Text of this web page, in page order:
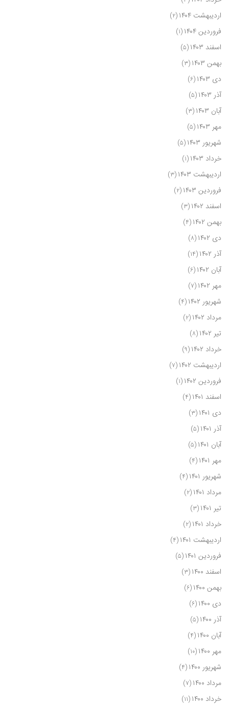
اردیبهشت ۱۴۰۴ (۲)
فروردین ۱۴۰۴ (۱)
اسفند ۱۴۰۳ (۵)
بهمن ۱۴۰۳ (۳)
دی ۱۴۰۳ (۶)
آذر ۱۴۰۳ (۵)
آبان ۱۴۰۳ (۳)
مهر ۱۴۰۳ (۵)
شهریور ۱۴۰۳ (۵)
خرداد ۱۴۰۳ (۱)
اردیبهشت ۱۴۰۳ (۳)
فروردین ۱۴۰۳ (۲)
اسفند ۱۴۰۲ (۳)
بهمن ۱۴۰۲ (۴)
دی ۱۴۰۲ (۸)
آذر ۱۴۰۲ (۱۴)
آبان ۱۴۰۲ (۶)
مهر ۱۴۰۲ (۷)
شهریور ۱۴۰۲ (۴)
مرداد ۱۴۰۲ (۲)
تیر ۱۴۰۲ (۸)
خرداد ۱۴۰۲ (۹)
اردیبهشت ۱۴۰۲ (۷)
فروردین ۱۴۰۲ (۱)
اسفند ۱۴۰۱ (۴)
دی ۱۴۰۱ (۳)
آذر ۱۴۰۱ (۵)
آبان ۱۴۰۱ (۵)
مهر ۱۴۰۱ (۴)
شهریور ۱۴۰۱ (۴)
مرداد ۱۴۰۱ (۲)
تیر ۱۴۰۱ (۳)
خرداد ۱۴۰۱ (۲)
اردیبهشت ۱۴۰۱ (۴)
فروردین ۱۴۰۱ (۵)
اسفند ۱۴۰۰ (۳)
بهمن ۱۴۰۰ (۶)
دی ۱۴۰۰ (۶)
آذر ۱۴۰۰ (۵)
آبان ۱۴۰۰ (۴)
مهر ۱۴۰۰ (۱۰)
شهریور ۱۴۰۰ (۴)
مرداد ۱۴۰۰ (۷)
خرداد ۱۴۰۰ (۱۱)